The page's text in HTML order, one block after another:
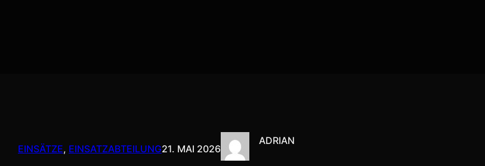
EINSÄTZE, EINSATZABTEILUNG21. MAI 2026
ADRIAN